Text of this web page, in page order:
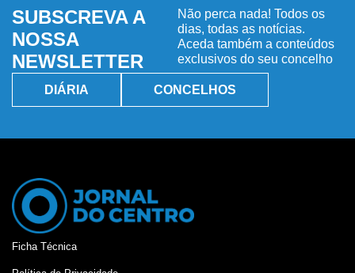
SUBSCREVA A
NOSSA
NEWSLETTER
Não perca nada! Todos os
dias, todas as notícias.
Aceda também a conteúdos
exclusivos do seu concelho
DIÁRIA CONCELHOS
Ficha Técnica